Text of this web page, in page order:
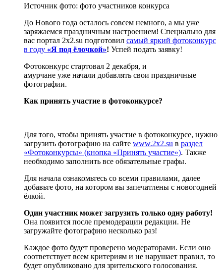
Источник фото: фото участников конкурса
До Нового года осталось совсем немного, а мы уже
заряжаемся праздничным настроением! Специально для
вас портал 2х2.su подготовил самый яркий фотоконкурс
в году «Я под ёлочкой»! Успей подать заявку!
Фотоконкурс стартовал 2 декабря, и
амурчане уже начали добавлять свои праздничные
фотографии.
Как принять участие в фотоконкурсе?
Для того, чтобы принять участие в фотоконкурсе, нужно
загрузить фотографию на сайте www.2х2.su в раздел
«Фотоконкурсы» (кнопка «Принять участие»). Также
необходимо заполнить все обязательные графы.
Для начала ознакомьтесь со всеми правилами, далее
добавьте фото, на котором вы запечатлены с новогодней
ёлкой.
Один участник может загрузить только одну работу!
Она появится после премодерации редакции. Не
загружайте фотографию несколько раз!
Каждое фото будет проверено модераторами. Если оно
соответствует всем критериям и не нарушает правил, то
будет опубликовано для зрительского голосования.